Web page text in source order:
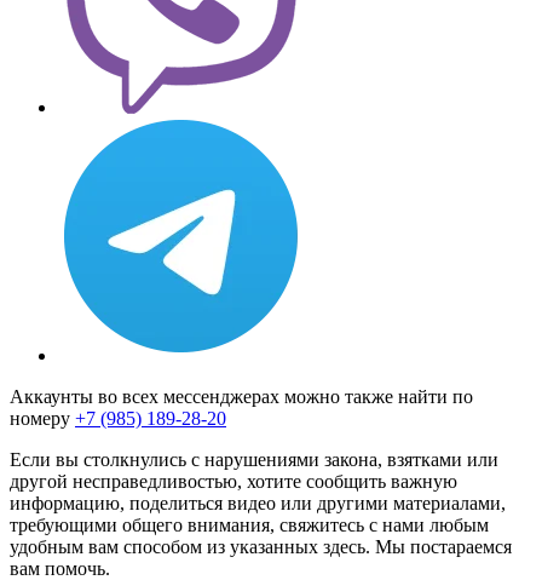
Аккаунты во всех мессенджерах можно также найти по
номеру +7 (985) 189-28-20
Если вы столкнулись с нарушениями закона, взятками или
другой несправедливостью, хотите сообщить важную
информацию, поделиться видео или другими материалами,
требующими общего внимания, свяжитесь с нами любым
удобным вам способом из указанных здесь. Мы постараемся
вам помочь.